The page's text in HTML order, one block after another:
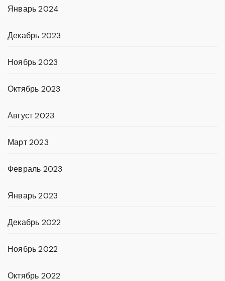
Январь 2024
Декабрь 2023
Ноябрь 2023
Октябрь 2023
Август 2023
Март 2023
Февраль 2023
Январь 2023
Декабрь 2022
Ноябрь 2022
Октябрь 2022